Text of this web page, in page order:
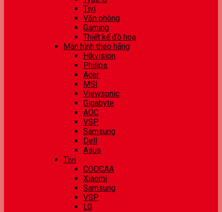
Tivi
Văn phòng
Gaming
Thiết kế đồ hoạ
Màn hình theo hãng
Hikvision
Philips
Acer
MSI
Viewsonic
Gigabyte
AOC
VSP
Samsung
Dell
Asus
Tivi
COOCAA
Xiaomi
Samsung
VSP
LG